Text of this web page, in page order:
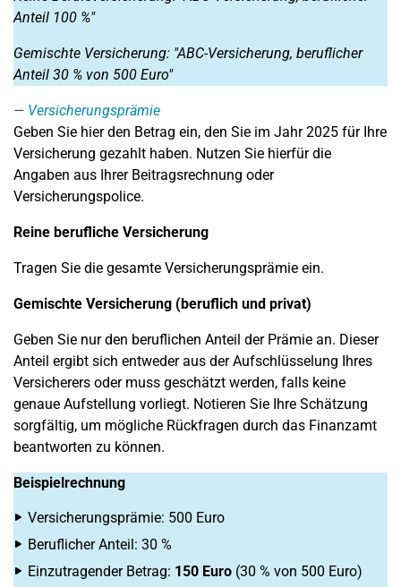
Anteil 100 %"
Gemischte Versicherung: "ABC-Versicherung, beruflicher
Anteil 30 % von 500 Euro"
Versicherungsprämie
Geben Sie hier den Betrag ein, den Sie im Jahr 2025 für Ihre
Versicherung gezahlt haben. Nutzen Sie hierfür die
Angaben aus Ihrer Beitragsrechnung oder
Versicherungspolice.
Reine berufliche Versicherung
Tragen Sie die gesamte Versicherungsprämie ein.
Gemischte Versicherung (beruflich und privat)
Geben Sie nur den beruflichen Anteil der Prämie an. Dieser
Anteil ergibt sich entweder aus der Aufschlüsselung Ihres
Versicherers oder muss geschätzt werden, falls keine
genaue Aufstellung vorliegt. Notieren Sie Ihre Schätzung
sorgfältig, um mögliche Rückfragen durch das Finanzamt
beantworten zu können.
Beispielrechnung
Versicherungsprämie: 500 Euro
Beruflicher Anteil: 30 %
Einzutragender Betrag: 150 Euro (30 % von 500 Euro)